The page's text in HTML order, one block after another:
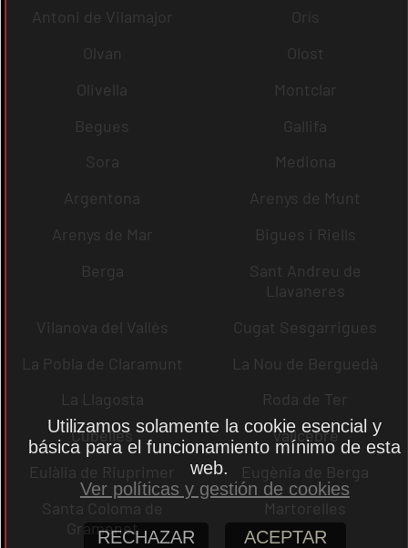
Antoni de Vilamajor
Orís
Olvan
Olost
Olivella
Montclar
Begues
Gallifa
Sora
Mediona
Argentona
Arenys de Munt
Arenys de Mar
Bigues i Riells
Berga
Sant Andreu de
Llavaneres
Vilanova del Vallès
Cugat Sesgarrigues
La Pobla de Claramunt
La Nou de Berguedà
La Llagosta
Roda de Ter
Cubelles
Vallcebre
Eulàlia de Riuprimer
Eugènia de Berga
Santa Coloma de
Gramenet
Martorelles
Utilizamos solamente la cookie esencial y
básica para el funcionamiento mínimo de esta
web.
Ver políticas y gestión de cookies
RECHAZAR ACEPTAR